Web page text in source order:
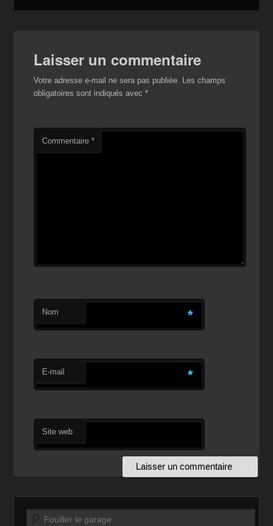
Laisser un commentaire
Votre adresse e-mail ne sera pas publiée. Les champs
obligatoires sont indiqués avec*
Commentaire*
Nom *
E-mail *
Site web
Recherche